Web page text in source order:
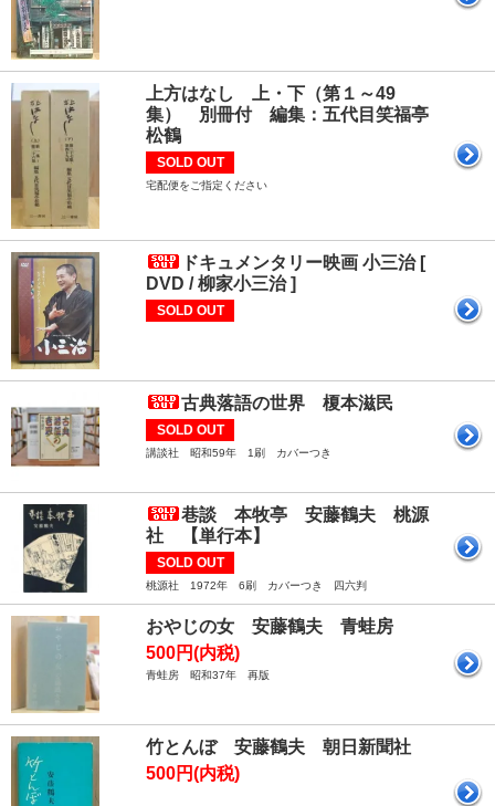
上方はなし 上・下（第１～49
集） 別冊付 編集：五代目笑福亭
松鶴
SOLD OUT
宅配便をご指定ください
ドキュメンタリー映画 小三治 [
DVD / 柳家小三治 ]
SOLD OUT
古典落語の世界 榎本滋民
SOLD OUT
講談社 昭和59年 1刷 カバーつき
巷談 本牧亭 安藤鶴夫 桃源
社 【単行本】
SOLD OUT
桃源社 1972年 6刷 カバーつき 四六判
おやじの女 安藤鶴夫 青蛙房
500円(内税)
青蛙房 昭和37年 再版
竹とんぼ 安藤鶴夫 朝日新聞社
500円(内税)